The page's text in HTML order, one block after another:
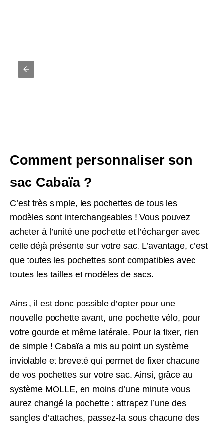
Comment personnaliser son
sac Cabaïa ?
C’est très simple, les pochettes de tous les
modèles sont interchangeables ! Vous pouvez
acheter à l’unité une pochette et l’échanger avec
celle déjà présente sur votre sac. L’avantage, c’est
que toutes les pochettes sont compatibles avec
toutes les tailles et modèles de sacs.
Ainsi, il est donc possible d’opter pour une
nouvelle pochette avant, une pochette vélo, pour
votre gourde et même latérale. Pour la fixer, rien
de simple ! Cabaïa a mis au point un système
inviolable et breveté qui permet de fixer chacune
de vos pochettes sur votre sac. Ainsi, grâce au
système MOLLE, en moins d’une minute vous
aurez changé la pochette : attrapez l’une des
sangles d’attaches, passez-la sous chacune des